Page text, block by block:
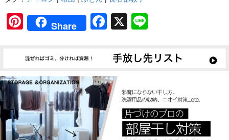
Pinterest
Share Facebook
X